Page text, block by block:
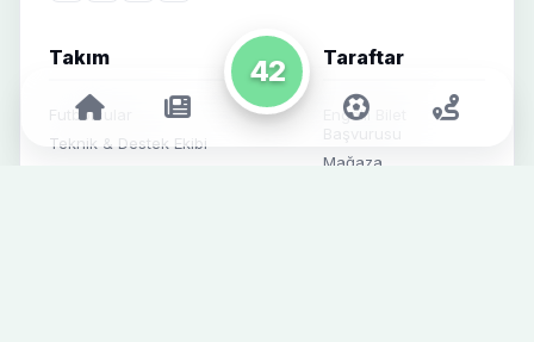
42
Takım
Futbolcular
Teknik & Destek Ekibi
Taraftar
Engelli Bilet
Mağaza